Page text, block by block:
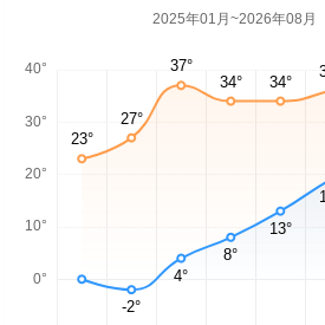
2025年01月~2026年08月